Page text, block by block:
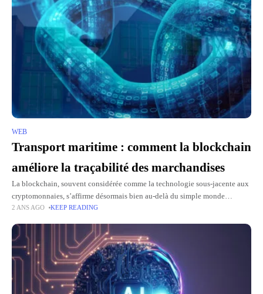
WEB
Transport maritime : comment la blockchain
améliore la traçabilité des marchandises
La blockchain, souvent considérée comme la technologie sous-jacente aux
cryptomonnaies, s’affirme désormais bien au-delà du simple monde
financier. Dans le secteur du transport maritime, son influence redéfinit les
2 ANS AGO KEEP READING